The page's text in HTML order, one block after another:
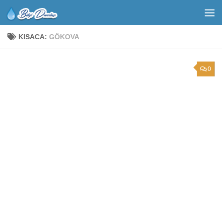
KISACA: GÖKOVA
0